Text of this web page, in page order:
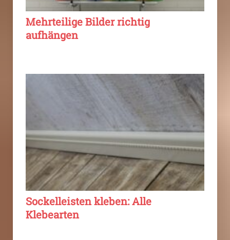
Mehrteilige Bilder richtig
aufhängen
Sockelleisten kleben: Alle
Klebearten